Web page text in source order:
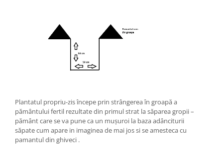
Plantatul propriu-zis începe prin strângerea în groapă a
pământului fertil rezultate din primul strat la săparea gropii –
pământ care se va pune ca un mușuroi la baza adânciturii
săpate cum apare in imaginea de mai jos si se amesteca cu
pamantul din ghiveci .